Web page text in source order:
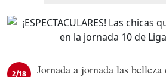
2/18
Jornada a jornada las belleza